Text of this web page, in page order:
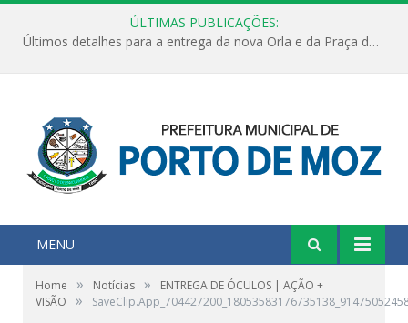
ÚLTIMAS PUBLICAÇÕES:
Últimos detalhes para a entrega da nova Orla e da Praça do Praião
MENU
Home » Notícias »
ENTREGA DE ÓCULOS | AÇÃO +
VISÃO
»